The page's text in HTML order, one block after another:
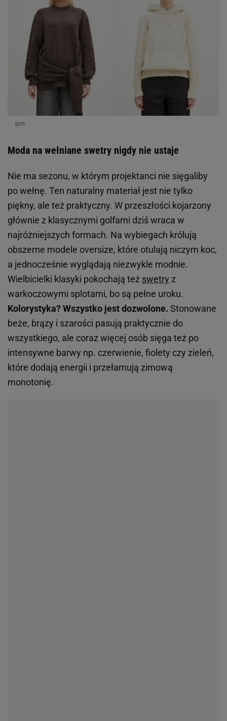
prm
Moda na wełniane swetry nigdy nie ustaje
Nie ma sezonu, w którym projektanci nie sięgaliby
po wełnę. Ten naturalny materiał jest nie tylko
piękny, ale też praktyczny. W przeszłości kojarzony
głównie z klasycznymi golfami dziś wraca w
najróżniejszych formach. Na wybiegach królują
obszerne modele oversize, które otulają niczym koc,
a jednocześnie wyglądają niezwykle modnie.
Wielbicielki klasyki pokochają też swetry z
warkoczowymi splotami, bo są pełne uroku.
Kolorystyka? Wszystko jest dozwolone. Stonowane
beże, brązy i szarości pasują praktycznie do
wszystkiego, ale coraz więcej osób sięga też po
intensywne barwy np. czerwienie, fiolety czy zieleń,
które dodają energii i przełamują zimową
monotonię.